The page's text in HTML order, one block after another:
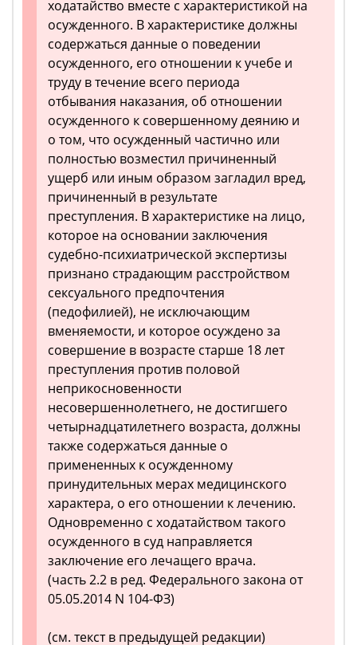
ходатайство вместе с характеристикой на
осужденного. В характеристике должны
содержаться данные о поведении
осужденного, его отношении к учебе и
труду в течение всего периода
отбывания наказания, об отношении
осужденного к совершенному деянию и
о том, что осужденный частично или
полностью возместил причиненный
ущерб или иным образом загладил вред,
причиненный в результате
преступления. В характеристике на лицо,
которое на основании заключения
судебно-психиатрической экспертизы
признано страдающим расстройством
сексуального предпочтения
(педофилией), не исключающим
вменяемости, и которое осуждено за
совершение в возрасте старше 18 лет
преступления против половой
неприкосновенности
несовершеннолетнего, не достигшего
четырнадцатилетнего возраста, должны
также содержаться данные о
примененных к осужденному
принудительных мерах медицинского
характера, о его отношении к лечению.
Одновременно с ходатайством такого
осужденного в суд направляется
заключение его лечащего врача.
(часть 2.2 в ред. Федерального закона от
05.05.2014 N 104-ФЗ)
(см. текст в предыдущей редакции)